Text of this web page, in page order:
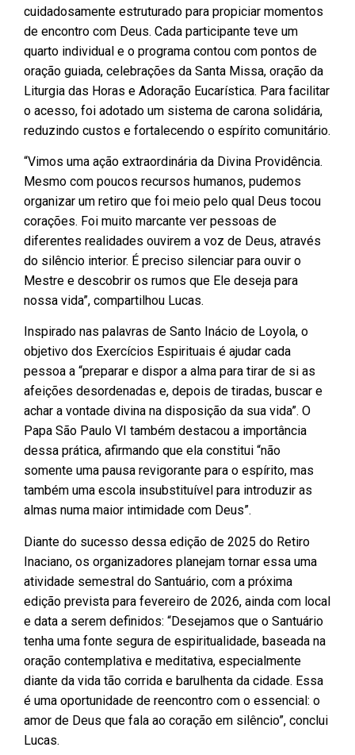
cuidadosamente estruturado para propiciar momentos
de encontro com Deus. Cada participante teve um
quarto individual e o programa contou com pontos de
oração guiada, celebrações da Santa Missa, oração da
Liturgia das Horas e Adoração Eucarística. Para facilitar
o acesso, foi adotado um sistema de carona solidária,
reduzindo custos e fortalecendo o espírito comunitário.
“Vimos uma ação extraordinária da Divina Providência.
Mesmo com poucos recursos humanos, pudemos
organizar um retiro que foi meio pelo qual Deus tocou
corações. Foi muito marcante ver pessoas de
diferentes realidades ouvirem a voz de Deus, através
do silêncio interior. É preciso silenciar para ouvir o
Mestre e descobrir os rumos que Ele deseja para
nossa vida”, compartilhou Lucas.
Inspirado nas palavras de Santo Inácio de Loyola, o
objetivo dos Exercícios Espirituais é ajudar cada
pessoa a “preparar e dispor a alma para tirar de si as
afeições desordenadas e, depois de tiradas, buscar e
achar a vontade divina na disposição da sua vida”. O
Papa São Paulo VI também destacou a importância
dessa prática, afirmando que ela constitui “não
somente uma pausa revigorante para o espírito, mas
também uma escola insubstituível para introduzir as
almas numa maior intimidade com Deus”.
Diante do sucesso dessa edição de 2025 do Retiro
Inaciano, os organizadores planejam tornar essa uma
atividade semestral do Santuário, com a próxima
edição prevista para fevereiro de 2026, ainda com local
e data a serem definidos: “Desejamos que o Santuário
tenha uma fonte segura de espiritualidade, baseada na
oração contemplativa e meditativa, especialmente
diante da vida tão corrida e barulhenta da cidade. Essa
é uma oportunidade de reencontro com o essencial: o
amor de Deus que fala ao coração em silêncio”, conclui
Lucas.